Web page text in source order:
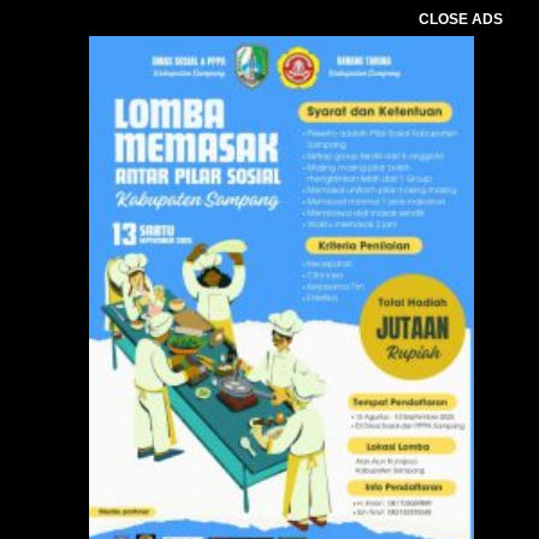
CLOSE ADS